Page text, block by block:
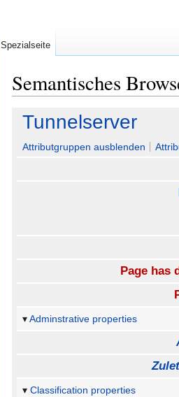
Semantisches
Zur
Navigation
springen
Zur
Suche
springen
Tunnelserver
Attributgruppen ausblenden
Page has
Adminstrative properties
Classification properties
Spezialseite